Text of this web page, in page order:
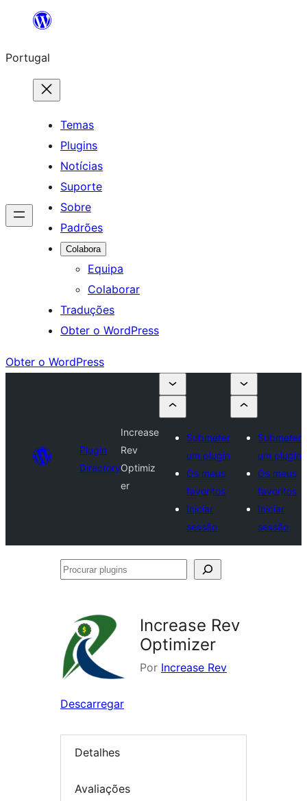
Saltar
o
conteúdo
Portugal
Temas
Plugins
Notícias
Suporte
Sobre
Padrões
Colabora
Equipa
Colaborar
Traduções
Obter o WordPress
Obter o WordPress
Plugin
Directory
Increase
Rev
Optimiz
er
Submeter
um plugin
Os meus
favoritos
Iniciar
sessão
Submeter
um plugin
Os meus
favoritos
Iniciar
sessão
Procurar
Increase Rev
Optimizer
Por Increase Rev
Descarregar
Detalhes
Avaliações